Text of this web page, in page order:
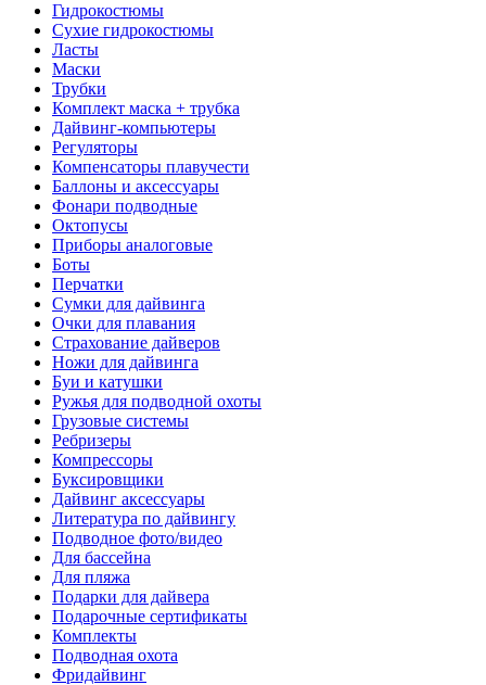
Гидрокостюмы
Сухие гидрокостюмы
Ласты
Маски
Трубки
Комплект маска + трубка
Дайвинг-компьютеры
Регуляторы
Компенсаторы плавучести
Баллоны и аксессуары
Фонари подводные
Октопусы
Приборы аналоговые
Боты
Перчатки
Сумки для дайвинга
Очки для плавания
Страхование дайверов
Ножи для дайвинга
Буи и катушки
Ружья для подводной охоты
Грузовые системы
Ребризеры
Компрессоры
Буксировщики
Дайвинг аксессуары
Литература по дайвингу
Подводное фото/видео
Для бассейна
Для пляжа
Подарки для дайвера
Подарочные сертификаты
Комплекты
Подводная охота
Фридайвинг